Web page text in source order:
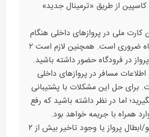
از طریق «ترمینال جدید»
کارت ملی در پروازهای داخلی هنگام
حضور در فرودگاه ضروری است. همچنین لازم است ۲
در فرودگاه حضور داشته باشید.
مسافر در پروازهای داخلی
برای حل این مشکلات با پشتیبانی
اما در نظر داشته باشید که رفع
همراه با جریمه خواهد بود.
در صورت لغو/ابطال پرواز یا وجود تاخیر بیش از ۲